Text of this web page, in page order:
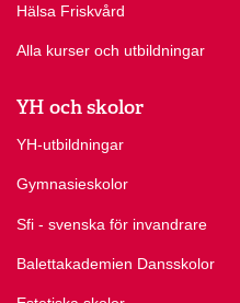
Hälsa Friskvård
Alla kurser och utbildningar
YH och skolor
YH-utbildningar
Gymnasieskolor
Sfi - svenska för invandrare
Balettakademien Dansskolor